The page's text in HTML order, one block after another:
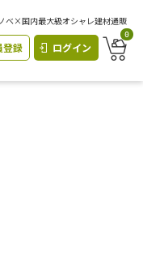
ベ×国内最大級オシャレ建材通販
登録 ログイン
0